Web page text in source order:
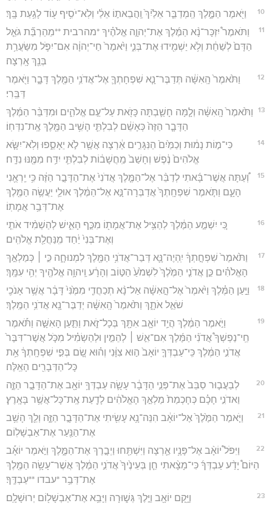
10 וַיֹּ֖אמֶר הַמֶּ֑לֶךְ הַֽמְדַבֵּ֤ר אֵלַ֙יִךְ֙ וַֽהֲבֵאת֣וֹ אֵלַ֔י וְלֹֽא־יֹסִ֥יף ע֖וֹד לָגַ֥עַת בָּֽךְ׃
11
וַתֹּאמֶר֩ יִזְכָּר־נָ֨א הַמֶּ֜לֶךְ אֶת־יְהוָ֣ה אֱלֹהֶ֗יךָ *מהרבית **מֵהַרְבַּ֞ת גֹּאֵ֤ל
הַדָּם֙ לְשַׁחֵ֔ת וְלֹ֥א יַשְׁמִ֖ידוּ אֶת־בְּנִ֑י וַיֹּ֙אמֶר֙ חַי־יְהוָ֔ה אִם־יִפֹּ֛ל מִשַּׂעֲרַ֥ת
בְּנֵ֖ךְ אָֽרְצָה׃
12
וַתֹּ֙אמֶר֙ הָֽאִשָּׁ֔ה תְּדַבֶּר־נָ֧א שִׁפְחָתְךָ֛ אֶל־אֲדֹנִ֥י הַמֶּ֖לֶךְ דָּבָ֑ר וַיֹּ֖אמֶר
דַּבֵּֽרִי׃
13
וַתֹּ֙אמֶר֙ הָֽאִשָּׁ֔ה וְלָ֧מָּה חָשַׁ֛בְתָּה כָּזֹ֖את עַל־עַ֣ם אֱלֹהִ֑ים וּמִדַּבֵּ֨ר הַמֶּ֜לֶךְ
הַדָּבָ֤ר הַזֶּה֙ כְּאָשֵׁ֔ם לְבִלְתִּ֛י הָשִׁ֥יב הַמֶּ֖לֶךְ אֶֽת־נִדְּחֽוֹ׃
14
כִּי־מ֣וֹת נָמ֔וּת וְכַמַּ֙יִם֙ הַנִּגָּרִ֣ים אַ֔רְצָה אֲשֶׁ֖ר לֹ֣א יֵאָסֵ֑פוּ וְלֹֽא־יִשָּׂ֤א
אֱלֹהִים֙ נֶ֔פֶשׁ וְחָשַׁב֙ מַֽחֲשָׁב֔וֹת לְבִלְתִּ֛י יִדַּ֥ח מִמֶּ֖נּוּ נִדָּֽח׃
15
וְ֠עַתָּה אֲשֶׁר־בָּ֜אתִי לְדַבֵּ֨ר אֶל־הַמֶּ֤לֶךְ אֲדֹנִי֙ אֶת־הַדָּבָ֣ר הַזֶּ֔ה כִּ֥י יֵֽרְאֻ֖נִי
הָעָ֑ם וַתֹּ֤אמֶר שִׁפְחָֽתְךָ֙ אֲדַבְּרָה־נָּ֣א אֶל־הַמֶּ֔לֶךְ אוּלַ֛י יַעֲשֶׂ֥ה הַמֶּ֖לֶךְ
אֶת־דְּבַ֥ר אֲמָתֽוֹ׃
16
כִּ֚י יִשְׁמַ֣ע הַמֶּ֔לֶךְ לְהַצִּ֥יל אֶת־אֲמָת֖וֹ מִכַּ֣ף הָאִ֑ישׁ לְהַשְׁמִ֨יד אֹתִ֤י
וְאֶת־בְּנִי֙ יַ֔חַד מִֽנַּחֲלַ֖ת אֱלֹהִֽים׃
17
וַתֹּ֙אמֶר֙ שִׁפְחָ֣תְךָ֔ יִֽהְיֶה־נָּ֛א דְּבַר־אֲדֹנִ֥י הַמֶּ֖לֶךְ לִמְנוּחָ֑ה כִּ֣י ׀ כְּמַלְאַ֣ךְ
הָאֱלֹהִ֗ים כֵּ֣ן אֲדֹנִ֤י הַמֶּ֙לֶךְ֙ לִשְׁמֹ֙עַ֙ הַטּ֣וֹב וְהָרָ֔ע וַֽיהוָ֥ה אֱלֹהֶ֖יךָ יְהִ֥י עִמָּֽךְ׃
18
וַיַּ֣עַן הַמֶּ֗לֶךְ וַיֹּ֙אמֶר֙ אֶל־הָ֣אִשָּׁ֔ה אַל־נָ֨א תְכַחֲדִ֤י מִמֶּ֙נִּי֙ דָּבָ֔ר אֲשֶׁ֥ר אָנֹכִ֖י
שֹׁאֵ֣ל אֹתָ֑ךְ וַתֹּ֙אמֶר֙ הָֽאִשָּׁ֔ה יְדַבֶּר־נָ֖א אֲדֹנִ֥י הַמֶּֽלֶךְ׃
19
וַיֹּ֣אמֶר הַמֶּ֔לֶךְ הֲיַ֥ד יוֹאָ֛ב אִתָּ֖ךְ בְּכָל־זֹ֑את וַתַּ֣עַן הָאִשָּׁ֣ה וַתֹּ֡אמֶר
חֵֽי־נַפְשְׁךָ֩ אֲדֹנִ֨י הַמֶּ֜לֶךְ אִם־אִ֣שׁ ׀ לְהֵמִ֣ין וּלְהַשְׂמִ֗יל מִכֹּ֤ל אֲשֶׁר־דִּבֶּר֙
אֲדֹנִ֣י הַמֶּ֔לֶךְ כִּֽי־עַבְדְּךָ֤ יוֹאָב֙ ה֣וּא צִוָּ֔נִי וְה֗וּא שָׂ֚ם בְּפִ֣י שִׁפְחָֽתְךָ֔ אֵ֥ת
כָּל־הַדְּבָרִ֖ים הָאֵֽלֶּה׃
20
לְבַעֲב֤וּר סַבֵּב֙ אֶת־פְּנֵ֣י הַדָּבָ֔ר עָשָׂ֛ה עַבְדְּךָ֥ יוֹאָ֖ב אֶת־הַדָּבָ֣ר הַזֶּ֑ה
וַאדֹנִ֣י חָכָ֗ם כְּחָכְמַת֙ מַלְאַ֣ךְ הָאֱלֹהִ֔ים לָדַ֖עַת אֶֽת־כָּל־אֲשֶׁ֥ר בָּאָֽרֶץ׃
21
וַיֹּ֤אמֶר הַמֶּ֙לֶךְ֙ אֶל־יוֹאָ֔ב הִנֵּה־נָ֥א עָשִׂ֖יתִי אֶת־הַדָּבָ֣ר הַזֶּ֑ה וְלֵ֛ךְ הָשֵׁ֥ב
אֶת־הַנַּ֖עַר אֶת־אַבְשָׁלֽוֹם׃
22
וַיִּפֹּל֩ יוֹאָ֨ב אֶל־פָּנָ֥יו אַ֛רְצָה וַיִּשְׁתַּ֖חוּ וַיְבָ֣רֶךְ אֶת־הַמֶּ֑לֶךְ וַיֹּ֣אמֶר יוֹאָ֡ב
הַיּוֹם֩ יָדַ֨ע עַבְדְּךָ֜ כִּי־מָצָ֨אתִי חֵ֤ן בְּעֵינֶ֙יךָ֙ אֲדֹנִ֣י הַמֶּ֔לֶךְ אֲשֶׁר־עָשָׂ֥ה הַמֶּ֖לֶךְ
אֶת־דְּבַ֥ר *עבדו **עַבְדֶּֽךָ׃
23 וַיָּ֥קָם יוֹאָ֖ב וַיֵּ֣לֶךְ גְּשׁ֑וּרָה וַיָּבֵ֥א אֶת־אַבְשָׁל֖וֹם יְרוּשָׁלִָֽם׃